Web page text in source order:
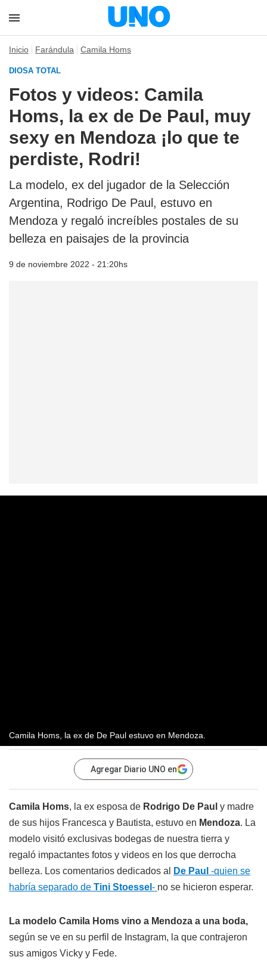
Inicio Farándula Camila Homs
DIOSA TOTAL
Fotos y videos: Camila
Homs, la ex de De Paul, muy
sexy en Mendoza ¡lo que te
perdiste, Rodri!
La modelo, ex del jugador de la Selección
Argentina, Rodrigo De Paul, estuvo en
Mendoza y regaló increíbles postales de su
belleza en paisajes de la provincia
9 de noviembre 2022 - 21:20hs
Camila Homs, la ex de De Paul estuvo en Mendoza.
Agregar Diario UNO en
Camila Homs, la ex esposa de Rodrigo De Paul y madre
de sus hijos Francesca y Bautista, estuvo en Mendoza. La
modelo visitó exclusivas bodegas de nuestra tierra y
regaló impactantes fotos y videos en los que derrocha
belleza. Los comentarios dedicados al
De Paul -quien se
habría separado de Tini Stoessel - no se hicieron esperar.
La modelo Camila Homs vino a Mendoza a una boda,
según se ve en su perfil de Instagram, la que contrajeron
sus amigos Vicky y Fede.